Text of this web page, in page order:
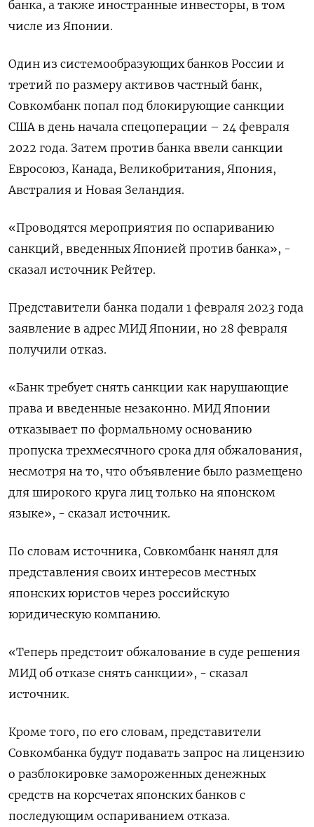
банка, а также иностранные инвесторы, в том
числе из Японии.
Один из системообразующих банков России и
третий по размеру активов частный банк,
Совкомбанк попал под блокирующие санкции
США в день начала спецоперации – 24 февраля
2022 года. Затем против банка ввели санкции
Евросоюз, Канада, Великобритания, Япония,
Австралия и Новая Зеландия.
«Проводятся мероприятия по оспариванию
санкций, введенных Японией против банка», -
сказал источник Рейтер.
Представители банка подали 1 февраля 2023 года
заявление в адрес МИД Японии, но 28 февраля
получили отказ.
«Банк требует снять санкции как нарушающие
права и введенные незаконно. МИД Японии
отказывает по формальному основанию
пропуска трехмесячного срока для обжалования,
несмотря на то, что объявление было размещено
для широкого круга лиц только на японском
языке», - сказал источник.
По словам источника, Совкомбанк нанял для
представления своих интересов местных
японских юристов через российскую
юридическую компанию.
«Теперь предстоит обжалование в суде решения
МИД об отказе снять санкции», - сказал
источник.
Кроме того, по его словам, представители
Совкомбанка будут подавать запрос на лицензию
о разблокировке замороженных денежных
средств на корсчетах японских банков с
последующим оспариванием отказа.